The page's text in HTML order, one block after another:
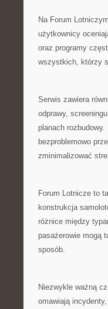
Na Forum
użytkownicy
oraz programy
wszystkich, którzy
Serwis zawiera
odprawy,
planach
bezproblemowo
zminimalizować
Forum Lotnicze to
konstrukcja
różnice między
pasażerowie mogą
sposób.
Niezwykle ważną
omawiają